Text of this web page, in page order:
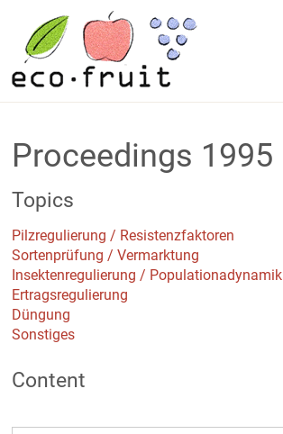
content
Proceedings 1995
Topics
Pilzregulierung / Resistenzfaktoren
Sortenprüfung / Vermarktung
Insektenregulierung / Populationadynamik
Ertragsregulierung
Düngung
Sonstiges
Content